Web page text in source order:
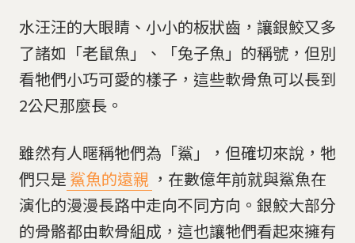
水汪汪的大眼睛、小小的板狀齒，讓銀鮫又多
了諸如「老鼠魚」、「兔子魚」的稱號，但別
看牠們小巧可愛的樣子，這些軟骨魚可以長到
2公尺那麼長。
雖然有人暱稱牠們為「鯊」，但確切來說，牠
們只是 鯊魚的遠親 ，在數億年前就與鯊魚在
演化的漫漫長路中走向不同方向。銀鮫大部分
的骨骼都由軟骨組成，這也讓牠們看起來擁有